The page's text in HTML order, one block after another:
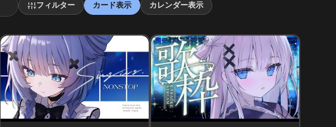
フィルター カード表示 カレンダー表示